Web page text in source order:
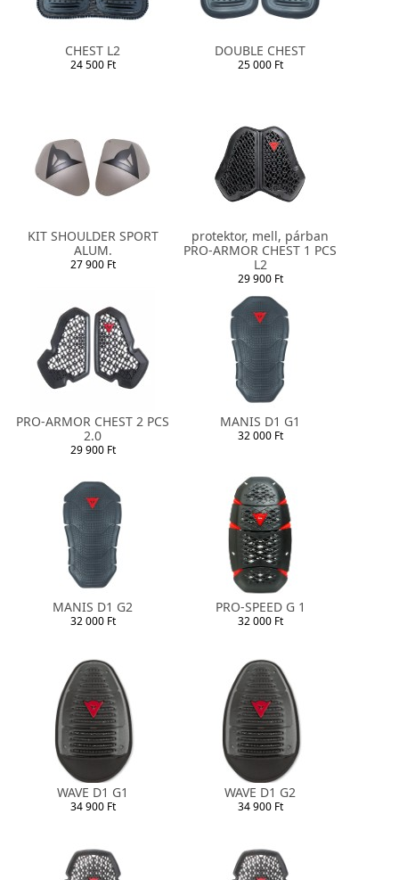
CHEST L2
24 500 Ft
DOUBLE CHEST
25 000 Ft
KIT SHOULDER SPORT
ALUM.
27 900 Ft
protektor, mell, párban
PRO-ARMOR CHEST 1 PCS
L2
29 900 Ft
PRO-ARMOR CHEST 2 PCS
2.0
29 900 Ft
MANIS D1 G1
32 000 Ft
MANIS D1 G2
32 000 Ft
PRO-SPEED G 1
32 000 Ft
WAVE D1 G1
34 900 Ft
WAVE D1 G2
34 900 Ft